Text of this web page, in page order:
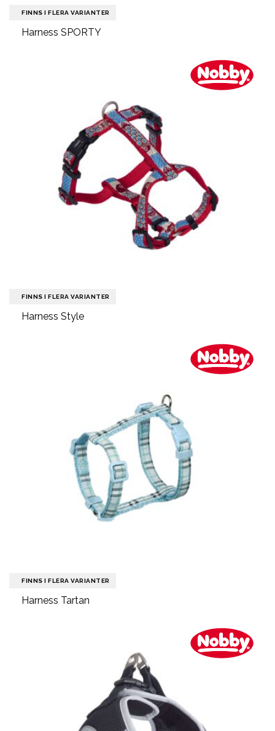
FINNS I FLERA VARIANTER
Harness SPORTY
FINNS I FLERA VARIANTER
Harness Style
FINNS I FLERA VARIANTER
Harness Tartan